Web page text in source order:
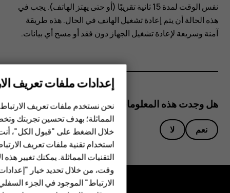
الهواتف المميزة
الأكسسوارات
نفس الوقت لمدة 15 ثانية تقريبًا (أو حتى يهتز الهاتف). يجب في
هذه الحالة أن يتم إعادة تشغيل الهاتف في الحال. هذه طريقة
آمنة وسريعة لإعادة تشغيل الجهاز دون فقد أو مسح أي بيانات.
هل وجدت هذه المعلومات مفيدة؟
نعم لا
إعدادات ملفات تعريف
نحن نستخدم ملفات تعريف
المماثلة؛ بهدف تحسين تجربتك
خلال الضغط على "قبول الكل"،
استخدام تقنية ملفات تعريف
التقنيات المماثلة. يمكنك تغيير
وقت، من خلال تحديد خيار
الارتباط" الموجود في الجزء